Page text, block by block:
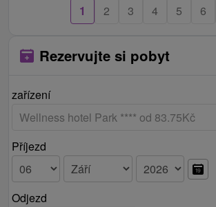
1 2 3 4 5 6
Rezervujte si pobyt
zařízení
Příjezd
Odjezd